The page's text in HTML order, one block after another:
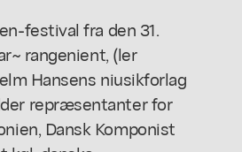
festival fra den 31.
rangenient, (ler
Hansens niusikforlag
repræsentanter for
Dansk Komponist